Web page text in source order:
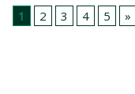
1
2 3 4 5 »